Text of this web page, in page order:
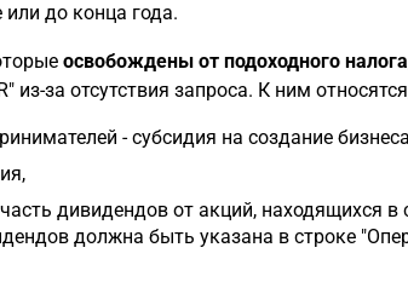
или до конца года.
освобождены от подоходного налога
из-за отсутствия запроса. К ним
- субсидия на создание
дивидендов от акций, находящихся
должна быть указана в строке